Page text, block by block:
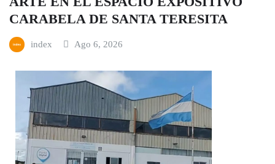
CARABELA DE SANTA TERESITA
index Ago 6, 2026